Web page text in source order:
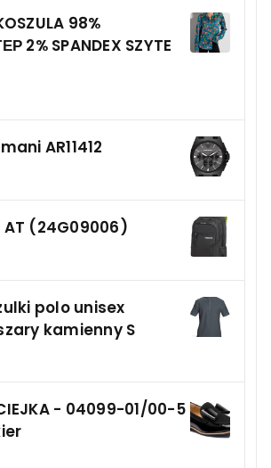
98%
2% SPANDEX SZYTE
AR11412
(24G09006)
polo unisex
kamienny S
- 04099-01/00-5